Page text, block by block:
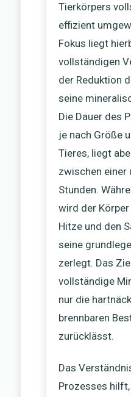
Tierkörpers
effizient
Fokus liegt
vollständigen
der Reduktion
seine
Die Dauer des
je nach Größe
Tieres, liegt
zwischen einer
Stunden.
wird der
Hitze und den
seine
zerlegt. Das
vollständige
nur die
brennbaren
zurücklässt.
Das
Prozesses